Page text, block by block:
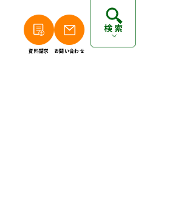
資料請求 お問い合わせ
検索